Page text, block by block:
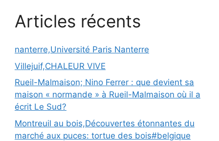
Articles récents
nanterre,Université Paris Nanterre
Villejuif,CHALEUR VIVE
Rueil-Malmaison; Nino Ferrer : que devient sa
maison « normande » à Rueil-Malmaison où il a
écrit Le Sud?
Montreuil au bois,Découvertes étonnantes du
marché aux puces: tortue des bois#belgique